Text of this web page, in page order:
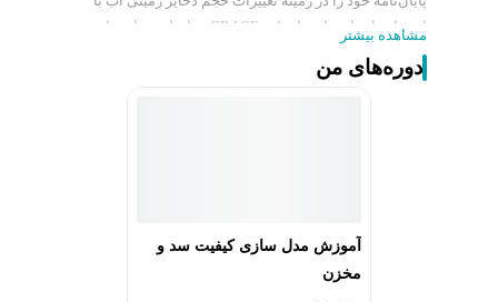
استفاده از داده‌های ماهواره GRACE به انجام رسانده است.
با توجه به اهمیت موضوعات محیط زیستی و علاقه شخصی،
دوران فعالیت حرفه‌ای خود را در زمينه محیط‌زیست دنبال
شرایط کیفی آن بسیار اثرگذار باشد.
مشاهده بیشتر
دوره‌های من
آموزش مدل سازی کیفیت سد و
مخزن